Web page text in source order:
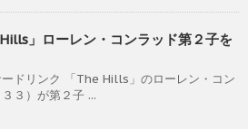
」ローレン・コンラッド第２子を
ードリンク 「The Hills」のローレン・コン
３）が第２子 ...